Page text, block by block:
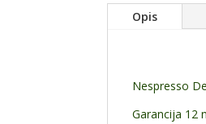
Opis
Nespresso
Garancija 12